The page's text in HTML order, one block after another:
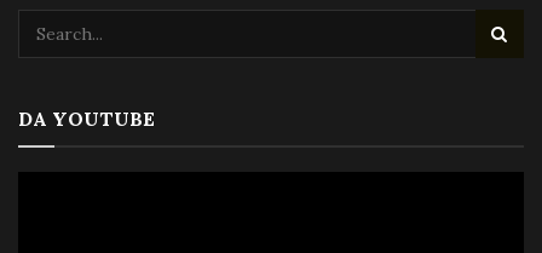
DA YOUTUBE